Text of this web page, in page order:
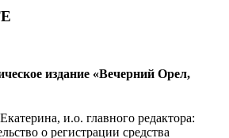
издание «Вечерний Орел,
и.о. главного редактора:
о регистрации средства